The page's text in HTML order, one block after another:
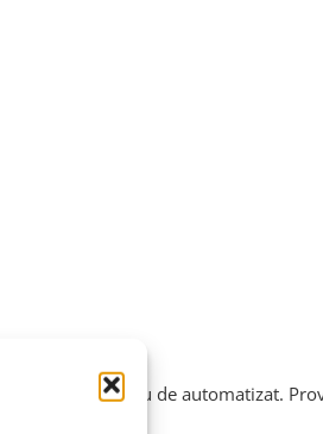
de timp si greu de automatizat.